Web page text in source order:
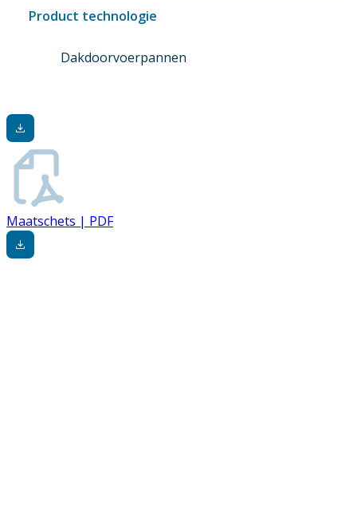
Product technologie
Dakdoorvoerpannen
Maatschets | PDF